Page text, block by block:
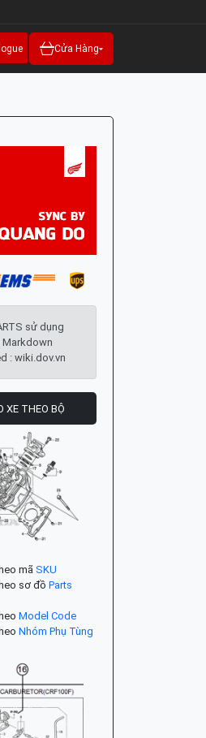
Cửa Hàng
sử dụng
: wiki.dov.vn
XE THEO BỘ
mãSKU
sơ đồ Parts
Model Code
Nhóm Phụ Tùng